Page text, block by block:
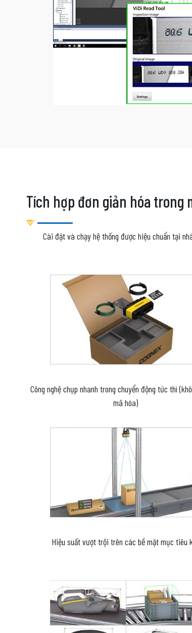
Tích hợp đơn giản hóa trong
Cài đặt và chạy hệ thống được hiệu chuẩn tại
Công nghệ chụp nhanh trong chuyển động tức thì
mã hóa)
Hiệu suất vượt trội trên các bề mặt mục tiêu